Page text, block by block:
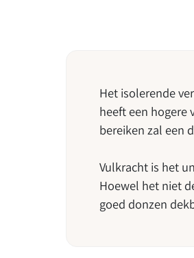
Het isolerende
heeft een hogere
bereiken zal een
Vulkracht is het
Hoewel het niet
goed donzen